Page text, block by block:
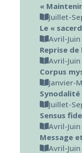
«
Juillet-
Le «
Avril-
Reprise
Avril-
Corpus
Janvier-
Synodalité
Juillet-
Sensus
Avril-
Message
Avril-